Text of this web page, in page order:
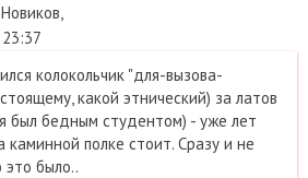
23:37
колокольчик "для-вызова-
какой этнический) за латов
был бедным студентом) - уже лет
каминной полке стоит. Сразу и не
это было..